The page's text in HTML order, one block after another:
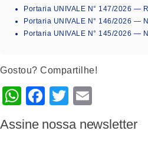
Portaria UNIVALE N° 147/2026 —
Portaria UNIVALE N° 146/2026 —
Portaria UNIVALE N° 145/2026 —
Gostou? Compartilhe!
WhatsApp
Facebook
Twitter
Assine nossa newsletter